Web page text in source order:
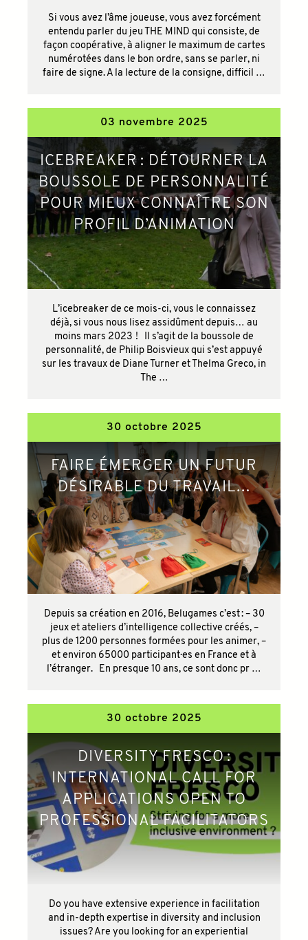
Si vous avez l’âme joueuse, vous avez forcément
entendu parler du jeu THE MIND qui consiste, de
façon coopérative, à aligner le maximum de cartes
numérotées dans le bon ordre, sans se parler, ni
faire de signe. A la lecture de la consigne, difficil …
03 novembre 2025
ICEBREAKER : DÉTOURNER LA
BOUSSOLE DE PERSONNALITÉ
POUR MIEUX CONNAÎTRE SON
PROFIL D’ANIMATION
L’icebreaker de ce mois-ci, vous le connaissez
déjà, si vous nous lisez assidûment depuis… au
moins mars 2023 ! Il s’agit de la boussole de
personnalité, de Philip Boisvieux qui s’est appuyé
sur les travaux de Diane Turner et Thelma Greco, in
The …
30 octobre 2025
FAIRE ÉMERGER UN FUTUR
DÉSIRABLE DU TRAVAIL…
Depuis sa création en 2016, Belugames c’est : – 30
jeux et ateliers d’intelligence collective créés, –
plus de 1200 personnes formées pour les animer, –
et environ 65000 participant·es en France et à
l’étranger. En presque 10 ans, ce sont donc pr …
30 octobre 2025
DIVERSITY FRESCO :
INTERNATIONAL CALL FOR
APPLICATIONS OPEN TO
PROFESSIONAL FACILITATORS
Do you have extensive experience in facilitation
and in-depth expertise in diversity and inclusion
issues? Are you looking for an experiential